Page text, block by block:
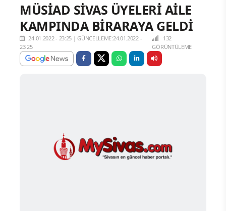
MÜSİAD SİVAS ÜYELERİ AİLE
KAMPINDA BİRARAYA GELDİ
24.01.2022 - 23:25 |GÜNCELLEME:24.01.2022 -
23:25
132
GÖRÜNTÜLEME